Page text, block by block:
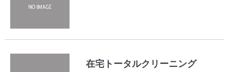
在宅トータルクリーニング